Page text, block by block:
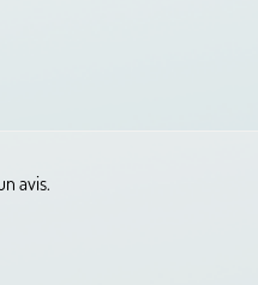
avis.